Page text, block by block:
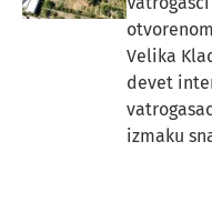
Velika
devet
izmaku